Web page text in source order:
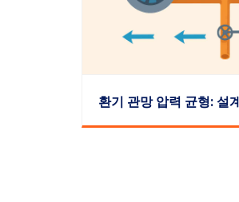
환기 관망 압력 균형: 설